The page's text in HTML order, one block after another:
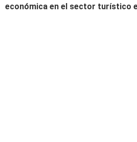
económica en el sector turístico